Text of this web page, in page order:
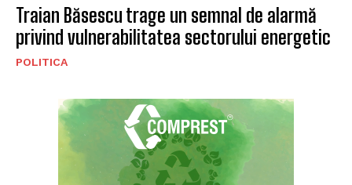
Traian Băsescu trage un semnal de alarmă
privind vulnerabilitatea sectorului energetic
POLITICA